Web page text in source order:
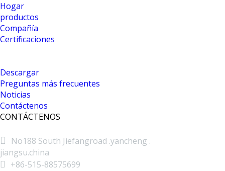
Hogar
productos
Compañía
Certificaciones
Descargar
Preguntas más frecuentes
Noticias
Contáctenos
CONTÁCTENOS

No188 South Jiefangroad .yancheng .
jiangsu.china
 +86-515-88575699